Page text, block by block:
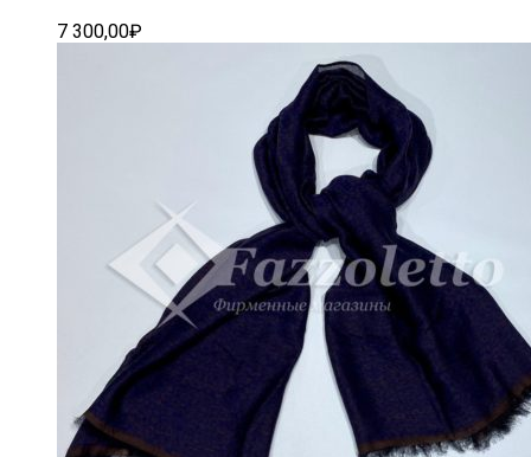
7 300,00₽